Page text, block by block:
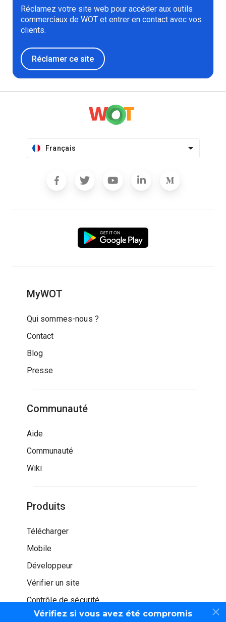
Vérifiez si vous avez été compromis
Réclamez votre site web pour accéder aux outils
commerciaux de WOT et entrer en contact avec vos
clients.
Réclamer ce site
Français
MyWOT
Qui sommes-nous ?
Contact
Blog
Presse
Communauté
Aide
Communauté
Wiki
Produits
Télécharger
Mobile
Développeur
Vérifier un site
Contrôle de sécurité